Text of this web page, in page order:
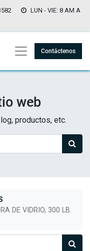
LUN - VIE: 8 AM A
Contáctenos
web
productos, etc.
DE VIDRIO, 300 LB.